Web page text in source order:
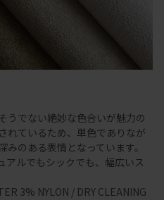
うでない絶妙な色合いが魅力の
れているため、単色でありなが
のある表情となっています。
アルでもシックでも、幅広いス
3% NYLON / DRY CLEANING